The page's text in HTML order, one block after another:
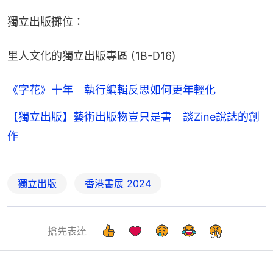
獨立出版攤位：
里人文化的獨立出版專區 (1B-D16)
《字花》十年 執行編輯反思如何更年輕化
【獨立出版】藝術出版物豈只是書 談Zine說誌的創
作
獨立出版 香港書展 2024
搶先表達